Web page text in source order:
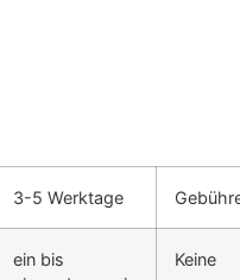
3-5 Werktage
ein bis
Keine